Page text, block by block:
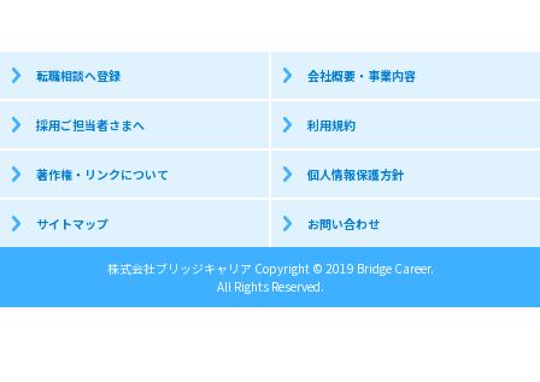
転職相談へ登録 会社概要・事業内容
採用ご担当者さまへ 利用規約
著作権・リンクについて 個人情報保護方針
サイトマップ お問い合わせ
株式会社ブリッジキャリア Copyright © 2019 Bridge Career.
All Rights Reserved.